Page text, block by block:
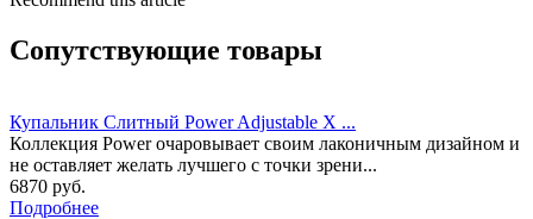
Сопутствующие товары
Купальник Слитный Power Adjustable X ...
Коллекция Power очаровывает своим лаконичным дизайном и
не оставляет желать лучшего с точки зрени...
6870 руб.
Подробнее